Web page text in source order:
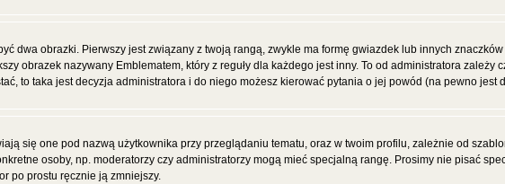
dwa obrazki. Pierwszy jest związany z twoją rangą, zwykle ma formę gwiazdek lub innych
obrazek nazywany Emblematem, który z reguły dla każdego jest inny. To od administratora zależy
to taka jest decyzja administratora i do niego możesz kierować pytania o jej powód (na pewno jest
się one pod nazwą użytkownika przy przeglądaniu tematu, oraz w twoim profilu, zależnie od
osoby, np. moderatorzy czy administratorzy mogą mieć specjalną rangę. Prosimy nie pisać
po prostu ręcznie ją zmniejszy.